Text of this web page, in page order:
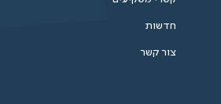
חדשות
צור קשר